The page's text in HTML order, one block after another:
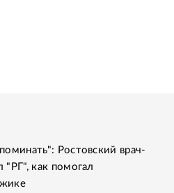
Ростовский врач-
"РГ", как помогал